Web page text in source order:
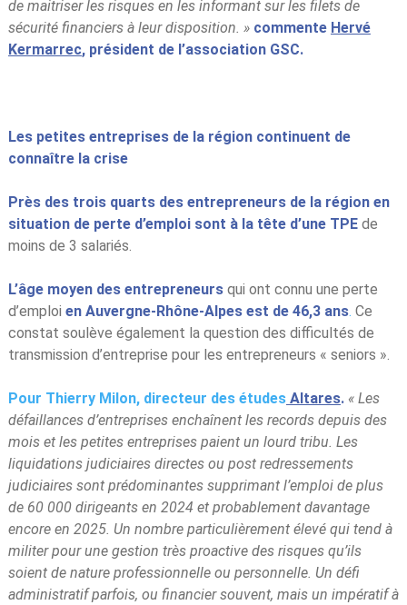
de maitriser les risques en les informant sur les filets de
sécurité financiers à leur disposition. » commente Hervé
Kermarrec, président de l’association GSC.
Les petites entreprises de la région continuent de
connaître la crise
Près des trois quarts des entrepreneurs de la région en
situation de perte d’emploi sont à la tête d’une TPE de
moins de 3 salariés.
L’âge moyen des entrepreneursqui ont connu une perte
d’emploi en Auvergne-Rhône-Alpes est de 46,3 ans. Ce
constat soulève également la question des difficultés de
transmission d’entreprise pour les entrepreneurs « seniors ».
Pour Thierry Milon, directeur des étudesAltares.« Les
défaillances d’entreprises enchaînent les records depuis des
mois et les petites entreprises paient un lourd tribu. Les
liquidations judiciaires directes ou post redressements
judiciaires sont prédominantes supprimant l’emploi de plus
de 60 000 dirigeants en 2024 et probablement davantage
encore en 2025. Un nombre particulièrement élevé qui tend à
militer pour une gestion très proactive des risques qu’ils
soient de nature professionnelle ou personnelle. Un défi
administratif parfois, ou financier souvent, mais un impératif à